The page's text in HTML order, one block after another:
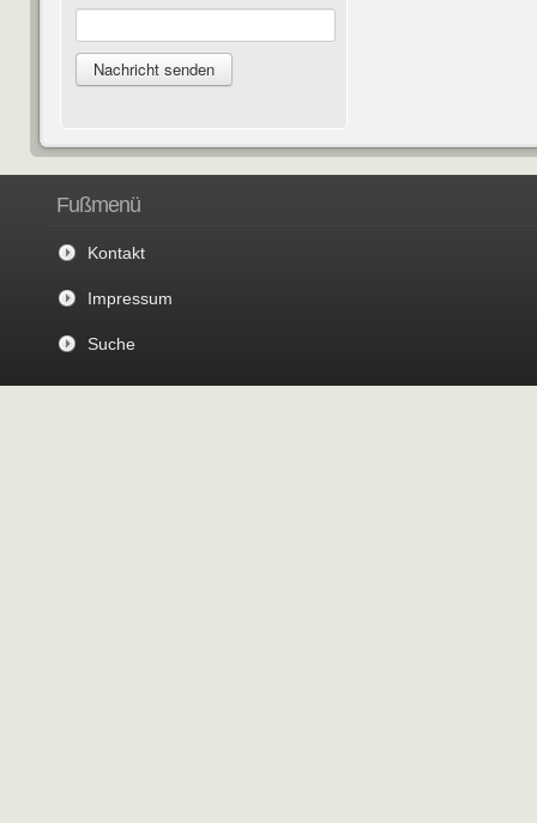
Fußmenü
Kontakt
Impressum
Suche